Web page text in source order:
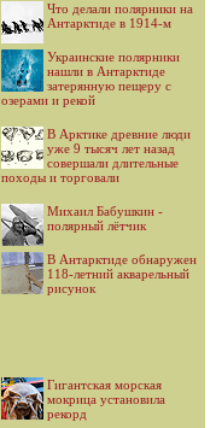
Что делали полярники на
Антарктиде в 1914-м
Украинские полярники
нашли в Антарктиде
затерянную пещеру с
озерами и рекой
В Арктике древние люди
уже 9 тысяч лет назад
совершали длительные
походы и торговали
Михаил Бабушкин -
полярный лётчик
В Антарктиде обнаружен
118-летний акварельный
рисунок
Гигантская морская
мокрица установила
рекорд